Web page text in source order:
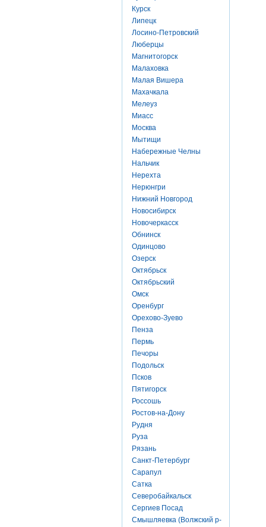
Курск
Липецк
Лосино-Петровский
Люберцы
Магнитогорск
Малаховка
Малая Вишера
Махачкала
Мелеуз
Миасс
Москва
Мытищи
Набережные Челны
Нальчик
Нерехта
Нерюнгри
Нижний Новгород
Новосибирск
Новочеркасск
Обнинск
Одинцово
Озерск
Октябрьск
Октябрьский
Омск
Оренбург
Орехово-Зуево
Пенза
Пермь
Печоры
Подольск
Псков
Пятигорск
Россошь
Ростов-на-Дону
Рудня
Руза
Рязань
Санкт-Петербург
Сарапул
Сатка
Северобайкальск
Сергиев Посад
Смышляевка (Волжский р-